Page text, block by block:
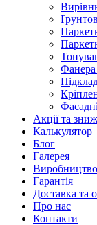
Фанера
Акції та
Калькулятор
Блог
Галерея
Виробництво
Гарантія
Доставка та
Про нас
Контакти